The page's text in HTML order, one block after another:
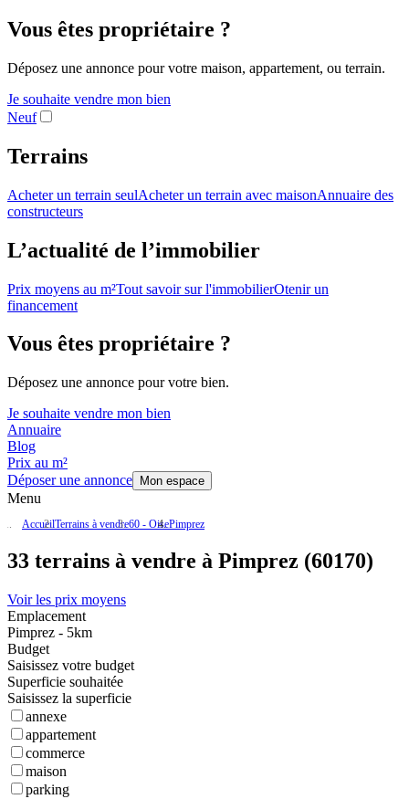
Vous êtes propriétaire ?
Déposez une annonce pour votre maison, appartement, ou terrain.
Je souhaite vendre mon bien
Neuf
Terrains
Acheter un terrain seulAcheter un terrain avec maisonAnnuaire des
constructeurs
L’actualité de l’immobilier
Prix moyens au m²Tout savoir sur l'immobilierOtenir un
financement
Vous êtes propriétaire ?
Déposez une annonce pour votre bien.
Je souhaite vendre mon bien
Annuaire
Blog
Prix au m²
Déposer une annonce
Mon espace
Menu
AccueilTerrains à vendre60 - OisePimprez
33 terrains à vendre à Pimprez (60170)
Voir les prix moyens
Emplacement
Pimprez - 5km
Budget
Saisissez votre budget
Superficie souhaitée
Saisissez la superficie
annexe
appartement
commerce
maison
parking